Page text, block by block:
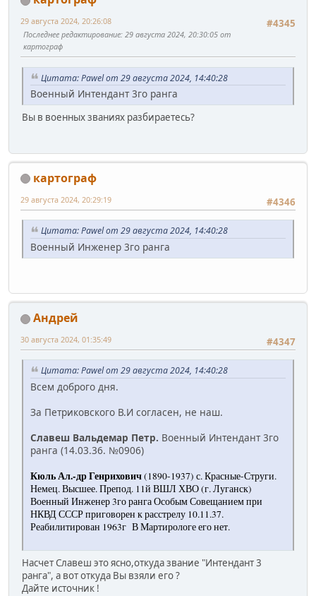
#4345
29 августа 2024, 20:26:08
Последнее редактирование: 29 августа 2024, 20:30:05 от
картограф
Цитата: Pawel от 29 августа 2024, 14:40:28
Военный Интендант 3го ранга
Вы в военных званиях разбираетесь?
картограф
#4346
29 августа 2024, 20:29:19
Цитата: Pawel от 29 августа 2024, 14:40:28
Военный Инженер 3го ранга
Андрей
#4347
30 августа 2024, 01:35:49
Цитата: Pawel от 29 августа 2024, 14:40:28
Всем доброго дня.
За Петриковского В.И согласен, не наш.
Славеш Вальдемар Петр. Военный Интендант 3го
ранга (14.03.36. №0906)
Кюль Ал.-др Генрихович(1890-1937) с. Красные-Струги.
Немец. Высшее. Препод. 11й ВШЛ ХВО (г. Луганск)
Военный Инженер 3го ранга Особым Совещанием при
НКВД СССР приговорен к расстрелу 10.11.37.
Реабилитирован 1963г В Мартирологе его нет.
Насчет Славеш это ясно,откуда звание "Интендант 3
ранга", а вот откуда Вы взяли его ?
Дайте источник !